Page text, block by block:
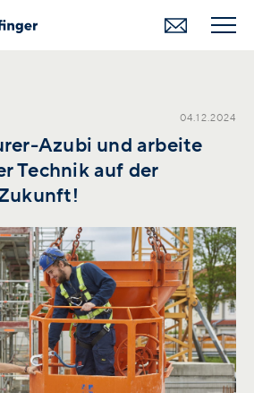
04.12.2024
Azubi und arbeite
Technik auf der